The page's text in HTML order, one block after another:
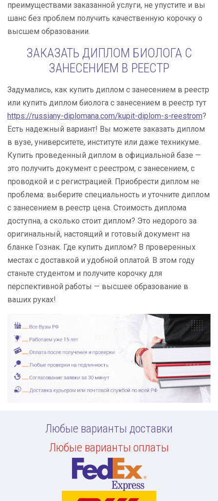
преимуществами заказанной услуги, не упустите и вы
шанс без проблем получить качественную корочку о
высшем образовании.
ЗАКАЗАТЬ ДИПЛОМ БИОЛОГА С
ЗАНЕСЕНИЕМ В РЕЕСТР
Задумались, как купить диплом с занесением в реестр
или купить диплом биолога с занесением в реестр тут
https://russiany-diplomana.com/kupit-diplom-s-reestrom?
Есть надежный вариант! Вы можете заказать диплом
в вузе, университете, институте или даже техникуме.
Купить проведенный диплом в официальной базе —
это получить документ с реестром, с занесением, с
проводкой и с регистрацией. Приобрести диплом не
проблема: выберите специальность и уточните диплом
с занесением в реестр цена. Стоимость диплома
доступна, а сколько стоит диплом? Это недорого за
оригинальный, настоящий и готовый документ на
бланке Гознак. Где купить диплом? В проверенных
местах с доставкой и удобной оплатой. В этом году
станьте студентом и получите корочку для
перспективной работы — высшее образование в
ваших руках!
Любые варианты доставки
Любые варианты оплаты